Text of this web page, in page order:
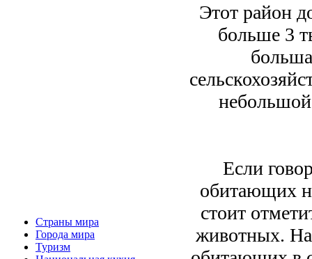
Страны мира
Города мира
Туризм
Этот район
больше 3
Если
обитающих
стоит
животных.